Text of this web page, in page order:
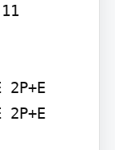
2P+E
2P+E